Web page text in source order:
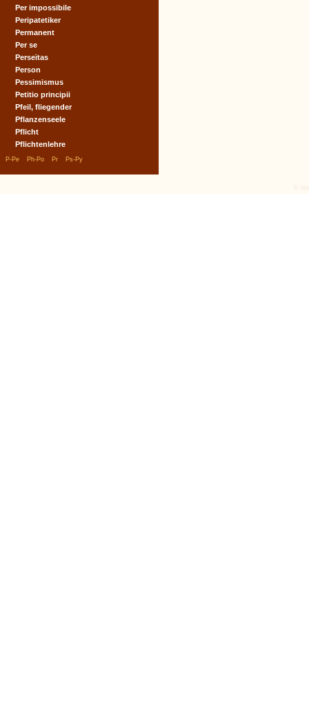
Per impossibile
Peripatetiker
Permanent
Per se
Perseïtas
Person
Pessimismus
Petitio principii
Pfeil, fliegender
Pflanzenseele
Pflicht
Pflichtenlehre
P-Pe Ph-Po Pr Ps-Py